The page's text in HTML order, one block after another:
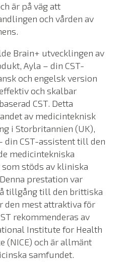
är på väg att
och vården av
Brain+ utvecklingen av
Ayla – din CST-
och engelsk version
och skalbar
CST. Detta
av medicinteknisk
i Storbritannien (UK),
din CST-assistent till den
medicintekniska
stöds av kliniska
prestation var
tillgång till den brittiska
den mest attraktiva för
rekommenderas av
Institute for Health
(NICE) och är allmänt
samfundet.